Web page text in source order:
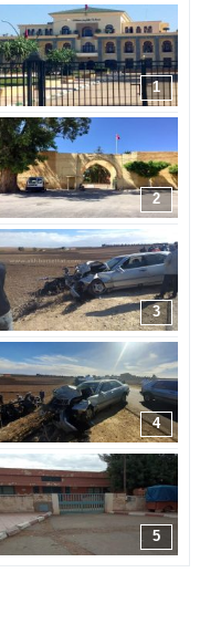
1
2
3
4
5